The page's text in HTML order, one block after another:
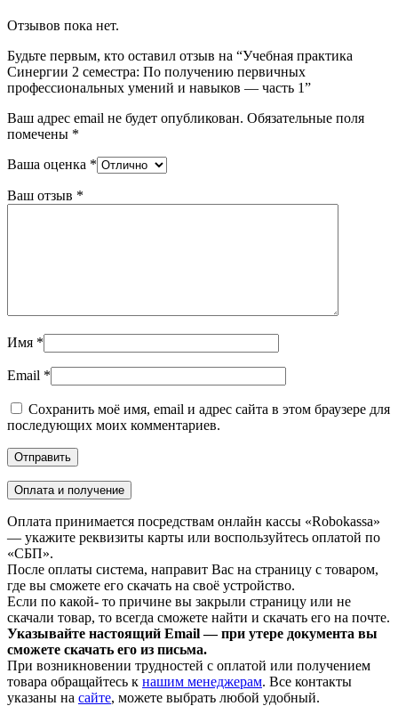
Отзывов пока нет.
Будьте первым, кто оставил отзыв на “Учебная практика
Синергии 2 семестра: По получению первичных
профессиональных умений и навыков — часть 1”
Ваш адрес email не будет опубликован. Обязательные поля
помечены *
Ваша оценка *
Ваш отзыв *
Имя *
Email *
Сохранить моё имя, email и адрес сайта в этом браузере для
последующих моих комментариев.
Оплата и получение
Оплата принимается посредствам онлайн кассы «Robokassa»
— укажите реквизиты карты или воспользуйтесь оплатой по
«СБП».
После оплаты система, направит Вас на страницу с товаром,
где вы сможете его скачать на своё устройство.
Если по какой- то причине вы закрыли страницу или не
скачали товар, то всегда сможете найти и скачать его на почте.
Указывайте настоящий Email — при утере документа вы
сможете скачать его из письма.
При возникновении трудностей с оплатой или получением
товара обращайтесь к нашим менеджерам. Все контакты
указаны на сайте, можете выбрать любой удобный.